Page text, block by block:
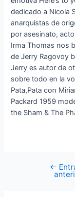
dedicado a Nicola
anarquistas de
por asesinato,
Irma Thomas nos
de Jerry Ragovoy
Jerry es autor de
sobre todo en la
Pata,Pata con
Packard 1959
the Sham & The
Navegación
←